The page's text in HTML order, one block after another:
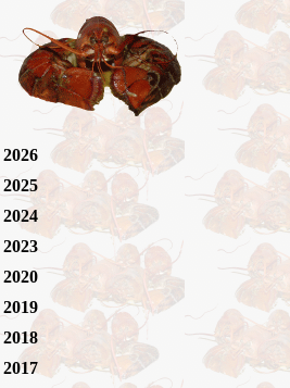
2026
2025
2024
2023
2020
2019
2018
2017